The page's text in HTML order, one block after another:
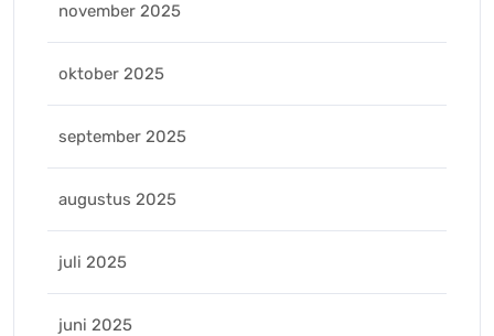
november 2025
oktober 2025
september 2025
augustus 2025
juli 2025
juni 2025